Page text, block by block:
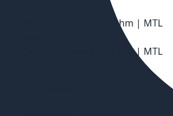
5x B MTL Heads 0,8 Ohm | MTL
5x B MTL Heads 1,2 Ohm | MTL